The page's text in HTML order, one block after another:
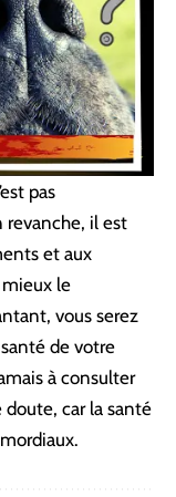
pas
revanche, il est
et aux
le
vous serez
de votre
à consulter
car la santé